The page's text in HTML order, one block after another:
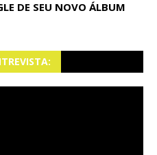
DE SEU NOVO ÁLBUM